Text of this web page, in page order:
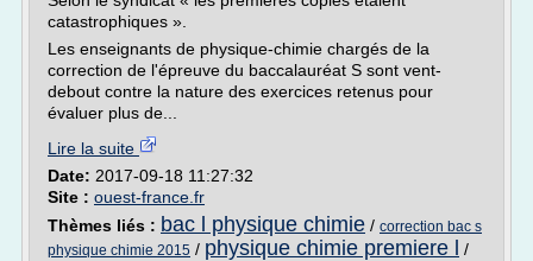
catastrophiques ».
Les enseignants de physique-chimie chargés de la
correction de l'épreuve du baccalauréat S sont vent-
debout contre la nature des exercices retenus pour
évaluer plus de...
Lire la suite
Date: 2017-09-18 11:27:32
Site : ouest-france.fr
Thèmes liés : bac l physique chimie / correction bac s
physique chimie 2015 / physique chimie premiere l
/